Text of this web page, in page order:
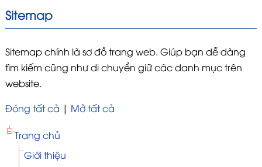
Sitemap
Sitemap chính là sơ đồ trang web. Giúp bạn dễ dàng
tìm kiếm cũng như di chuyển giữ các danh mục trên
website.
Đóng tất cả | Mở tất cả
Trang chủ
Giới thiệu